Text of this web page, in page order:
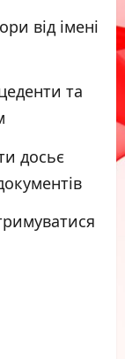
від імені
та
досьє